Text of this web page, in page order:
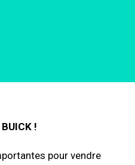
!
pour vendre